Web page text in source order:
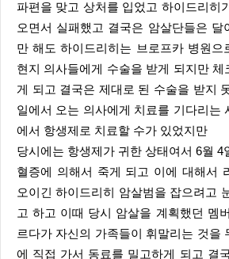
파편을 맞고 상처를 입었고 하이드리히
오면서 실패했고 결국은 암살단들은 달
만 해도 하이드리히는 브로프카 병원으
현지 의사들에게 수술을 받게 되지만
게 되고 결국은 제대로 된 수술을 받지
일에서 오는 의사에게 치료를 기다리는
에서 항생제로 치료할 수가 있었지만
당시에는 항생제가 귀한 상태여서 6월 4일 오전 4시 30분에 패
혈증에 의해서 죽게 되고 이에 대해서
오이긴 하이드리히 암살범을 잡으려고
고 하고 이때 당시 암살을 계획했던 멤
르다가 자신의 가족들이 휘말리는 것을
에 직접 가서 동료를 밀고하게 되고 결